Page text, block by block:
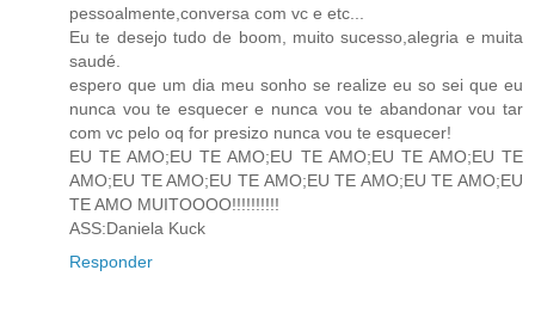
pessoalmente,conversa com vc e etc...
Eu te desejo tudo de boom, muito sucesso,alegria e muita
saudé.
espero que um dia meu sonho se realize eu so sei que eu
nunca vou te esquecer e nunca vou te abandonar vou tar
com vc pelo oq for presizo nunca vou te esquecer!
EU TE AMO;EU TE AMO;EU TE AMO;EU TE AMO;EU TE
AMO;EU TE AMO;EU TE AMO;EU TE AMO;EU TE AMO;EU
TE AMO MUITOOOO!!!!!!!!!!
ASS:Daniela Kuck
Responder